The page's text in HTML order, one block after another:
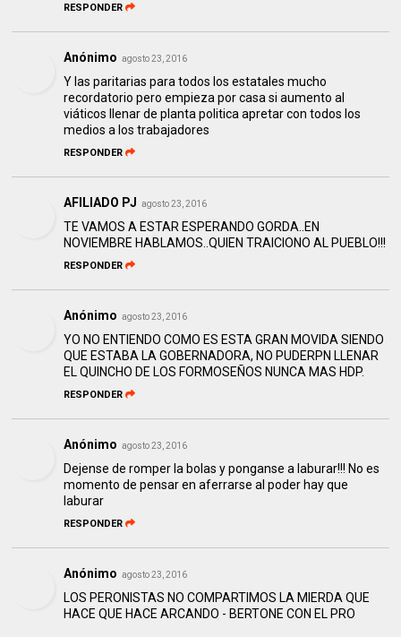
RESPONDER
Anónimo agosto 23, 2016
Y las paritarias para todos los estatales mucho
recordatorio pero empieza por casa si aumento al
viáticos llenar de planta politica apretar con todos los
medios a los trabajadores
RESPONDER
AFILIADO PJ agosto 23, 2016
TE VAMOS A ESTAR ESPERANDO GORDA..EN
NOVIEMBRE HABLAMOS..QUIEN TRAICIONO AL PUEBLO!!!
RESPONDER
Anónimo agosto 23, 2016
YO NO ENTIENDO COMO ES ESTA GRAN MOVIDA SIENDO
QUE ESTABA LA GOBERNADORA, NO PUDERPN LLENAR
EL QUINCHO DE LOS FORMOSEÑOS NUNCA MAS HDP.
RESPONDER
Anónimo agosto 23, 2016
Dejense de romper la bolas y ponganse a laburar!!! No es
momento de pensar en aferrarse al poder hay que
laburar
RESPONDER
Anónimo agosto 23, 2016
LOS PERONISTAS NO COMPARTIMOS LA MIERDA QUE
HACE QUE HACE ARCANDO - BERTONE CON EL PRO